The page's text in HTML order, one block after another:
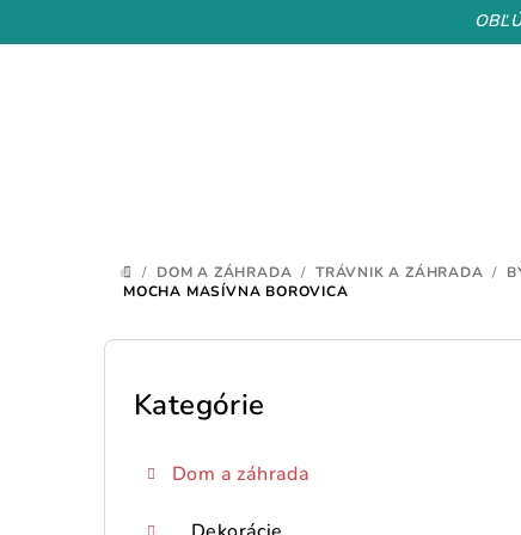
na
DOMOV
/ DOM A ZÁHRADA / TRÁVNIK A ZÁHRADA /
MOCHA MASÍVNA BOROVICA
B
Preskočiť
Kategórie
Dom a záhrada